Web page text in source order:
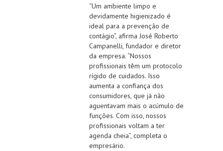
“Um ambiente limpo e
devidamente higienizado é
ideal para a prevenção de
contágio”, afirma José Roberto
Campanelli, fundador e diretor
da empresa. “Nossos
profissionais têm um protocolo
rígido de cuidados. Isso
aumenta a confiança dos
consumidores, que já não
aguentavam mais o acúmulo de
funções. Com isso, nossos
profissionais voltam a ter
agenda cheia”, completa o
empresário.